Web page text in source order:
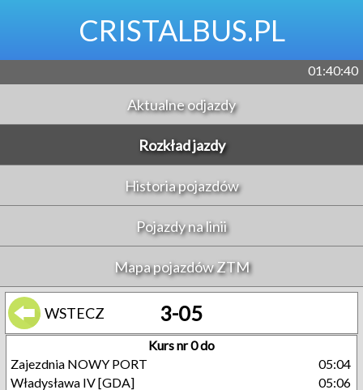
CRISTALBUS.PL
01:40:41
Aktualne odjazdy
Rozkład jazdy
Historia pojazdów
Pojazdy na linii
Mapa pojazdów ZTM
WSTECZ 3-05
Kurs nr 0 do
Zajezdnia NOWY PORT
05:04
Władysława IV [GDA]
05:06